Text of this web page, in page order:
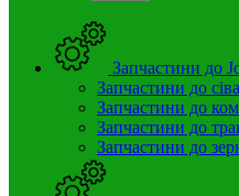
Запчастини до
Запчастини до
Запчастини до
Запчастини до
Запчастини до